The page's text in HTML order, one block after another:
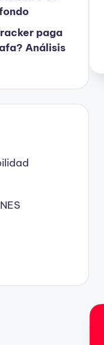
paga
Análisis